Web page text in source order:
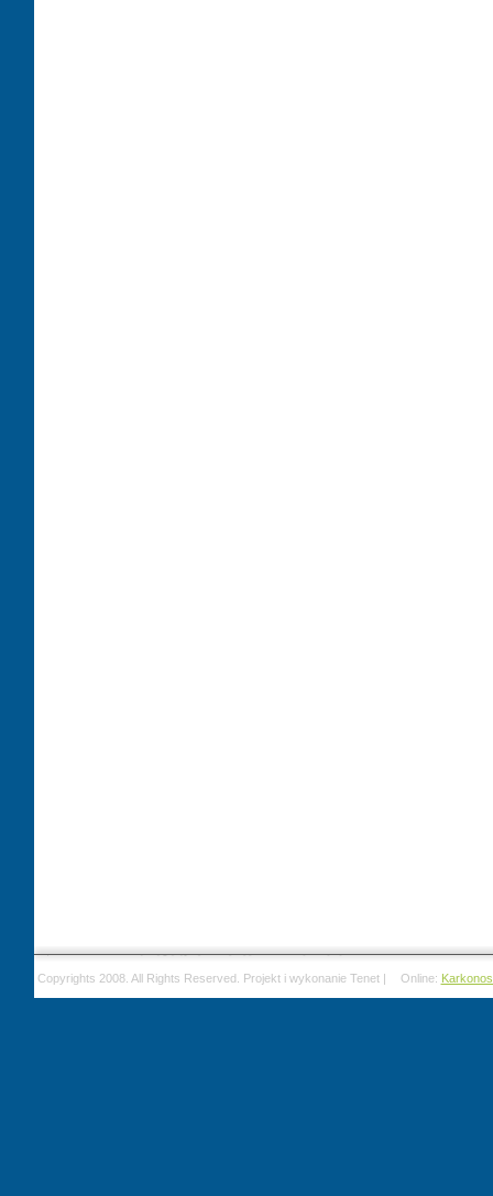
Copyrights 2008. All Rights Reserved. Projekt i wykonanie Tenet | Online: